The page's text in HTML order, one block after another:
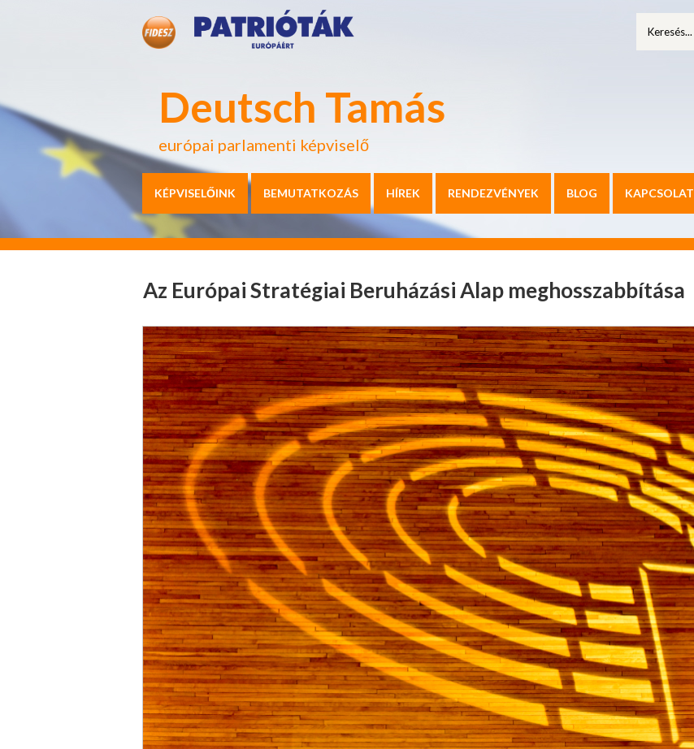
Deutsch Tamás
európai parlamenti képviselő
KÉPVISELŐINK BEMUTATKOZÁS HÍREK RENDEZVÉNYEK BLOG KAPCSOLAT
Az Európai Stratégiai Beruházási Alap meghosszabbítása